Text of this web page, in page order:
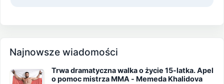
Najnowsze wiadomości
Trwa dramatyczna walka o życie 15-latka. Apel
o pomoc mistrza MMA - Memeda Khalidova